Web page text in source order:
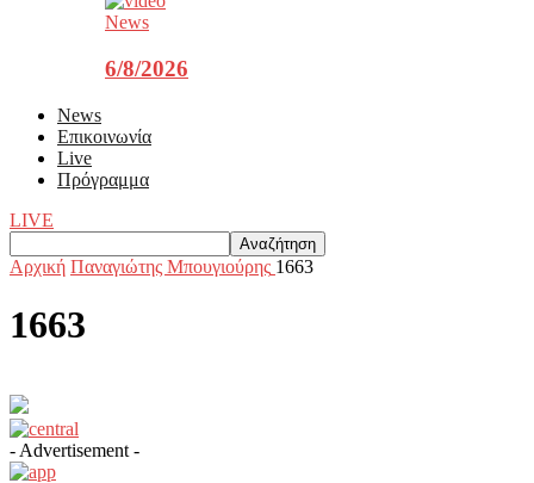
News
6/8/2026
News
Επικοινωνία
Live
Πρόγραμμα
LIVE
Αρχική Παναγιώτης Μπουγιούρης 1663
1663
- Advertisement -